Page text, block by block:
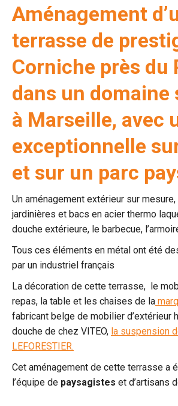
Aménagement
terrasse de
Corniche près du
dans un domaine
à Marseille, avec
exceptionnelle
et sur un parc
Un aménagement extérieur sur
jardinières et bacs en acier thermo
douche extérieure, le barbecue,
Tous ces éléments en métal ont été
par un industriel français
La décoration de cette terrasse, le
repas, la table et les chaises de la
fabricant belge de mobilier d’extérieur
douche de chez VITEO, la suspension
LEFORESTIER.
Cet aménagement de cette terrasse a
l’équipe de paysagistes et d’artisans